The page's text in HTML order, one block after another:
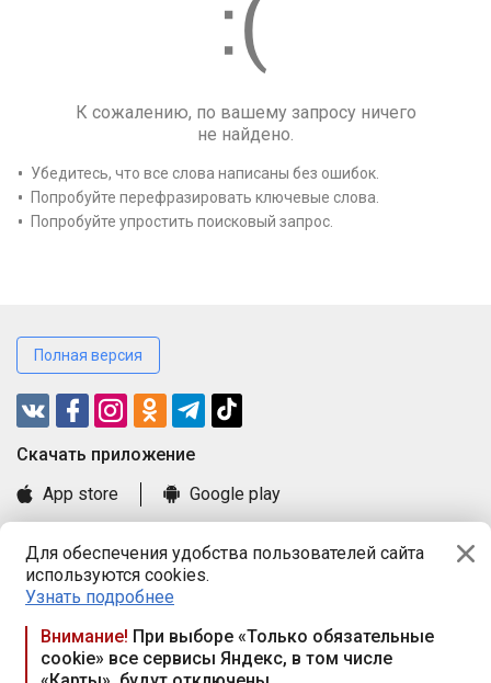
Для обеспечения удобства пользователей сайта
используются cookies.
Узнать подробнее
Внимание! При выборе «Только обязательные
cookie» все сервисы Яндекс, в том числе
К сожалению, по вашему запросу ничего
не найдено.
Убедитесь, что все слова написаны без ошибок.
Попробуйте перефразировать ключевые слова.
Попробуйте упростить поисковый запрос.
Полная версия
Cкачать приложение
App store
Google play
Книга замечаний и предложений
Правила и документы
Praca.by © 2000—2026, ООО «ПРАЦА БАЙ»
Республика Беларусь, 220114, г. Минск, пр-т Независимости
117а, пом. № 9.